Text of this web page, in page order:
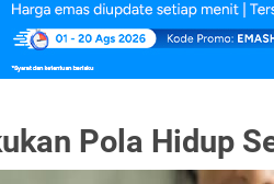
Pola Hidup